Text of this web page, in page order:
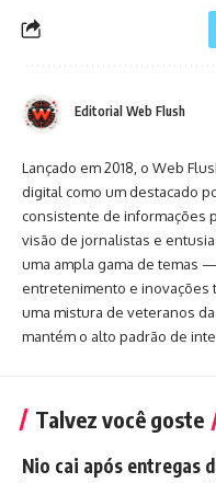
Editorial Web Flush
Lançado em 2018, o Web
digital como um destacado
consistente de informações
visão de jornalistas e
uma ampla gama de temas
entretenimento e inovações
uma mistura de veteranos
mantém o alto padrão de
Talvez você goste
Nio cai após entregas